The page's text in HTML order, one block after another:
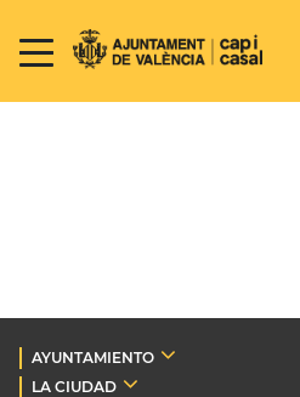
AYUNTAMIENTO
LA CIUDAD